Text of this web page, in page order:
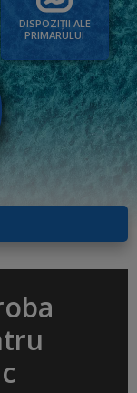
DISPOZIȚII ALE
PRIMARULUI